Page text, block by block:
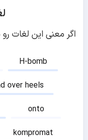
اگر معنی این لغات
H-bomb
over heels
onto
kompromat